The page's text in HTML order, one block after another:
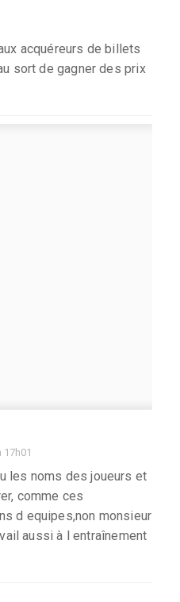
acquéreurs de billets
sort de gagner des prix
17h01
les noms des joueurs et
comme ces
d equipes,non monsieur
aussi à l entraînement